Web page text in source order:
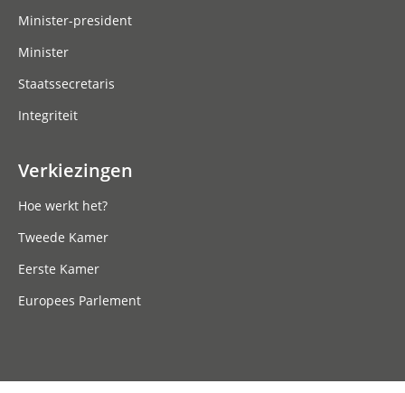
Minister-president
Minister
Staatssecretaris
Integriteit
Verkiezingen
Hoe werkt het?
Tweede Kamer
Eerste Kamer
Europees Parlement